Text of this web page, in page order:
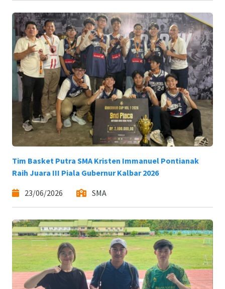
Tim Basket Putra SMA Kristen Immanuel Pontianak
Raih Juara III Piala Gubernur Kalbar 2026
23/06/2026
SMA